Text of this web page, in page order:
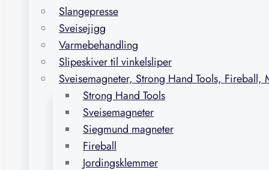
Slangepresse
Sveisejigg
Varmebehandling
Slipeskiver til vinkelsliper
Sveisemagneter, Strong Hand Tools, Fireball,
Strong Hand Tools
Sveisemagneter
Siegmund magneter
Fireball
Jordingsklemmer